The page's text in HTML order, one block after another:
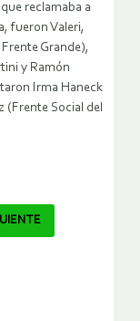
reclamaba a
fueron Valeri,
Grande),
y Ramón
Irma Haneck
(Frente Social del